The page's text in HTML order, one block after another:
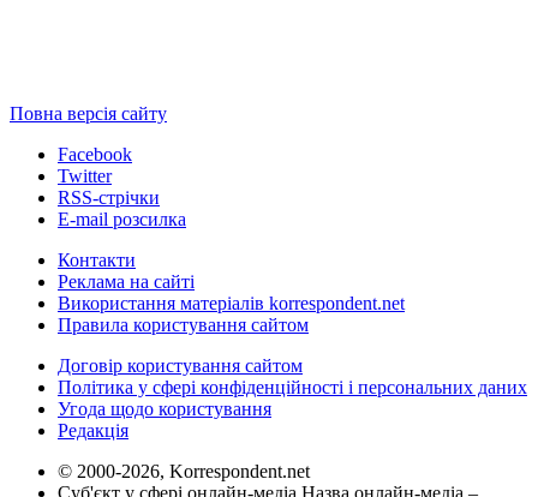
Повна версія сайту
Facebook
Twitter
RSS-стрічки
E-mail розсилка
Контакти
Реклама на сайті
Використання матеріалів korrespondent.net
Правила користування сайтом
Договір користування сайтом
Політика у сфері конфіденційності і персональних даних
Угода щодо користування
Редакція
© 2000-2026, Korrespondent.net
Суб'єкт у сфері онлайн-медіа Назва онлайн-медіа –